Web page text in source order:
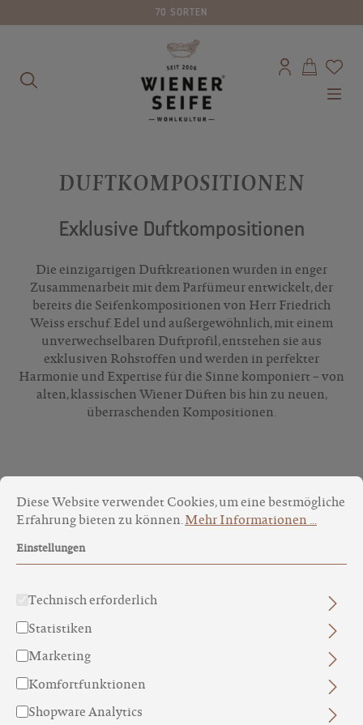
70 SORTEN
DUFTKOMPOSITIONEN
Exklusive Duftkompositionen
Die einzigartigen Duftkreationen wurden in enger
Zusammenarbeit mit dem Parfümeur entwickelt, der
bereits die Seifenkompositionen von Herr Friedrich
Weiss erschuf. Edel und außergewöhnlich, mit einem
unverwechselbaren Duftprofil, entstehen sie aus
exklusiven Rohstoffen und werden in perfekter
Harmonie und Expertise für die Sinne komponiert – von
alten, klassischen Wiener Düften bis hin zu neuen,
überraschenden Kompositionen.
Produkte filtern
Cookie-Voreinstellungen
Diese Website verwendet Cookies, um eine bestmögliche
Diese Website verwendet Cookies, um eine bestmögliche
Erfahrung bieten zu können.Mehr Informationen ...
Einstellungen
Technisch erforderlich
Statistiken
Marketing
Komfortfunktionen
Shopware Analytics